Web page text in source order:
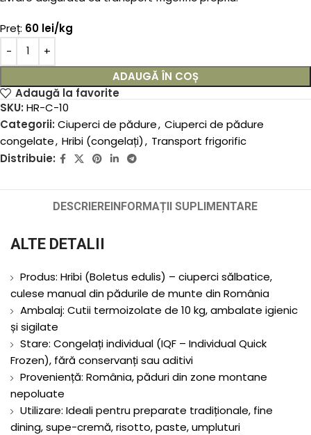
Preț: 60 lei/kg
ADAUGĂ ÎN COȘ
Adaugă la favorite
SKU: HR-C-10
Categorii: Ciuperci de pădure, Ciuperci de pădure
congelate, Hribi (congelați), Transport frigorific
Distribuie:
DESCRIEREINFORMAȚII SUPLIMENTARE
ALTE DETALII
Produs: Hribi (Boletus edulis) – ciuperci sălbatice,
culese manual din pădurile de munte din România
Ambalaj: Cutii termoizolate de 10 kg, ambalate igienic
și sigilate
Stare: Congelați individual (IQF – Individual Quick
Frozen), fără conservanți sau aditivi
Proveniență: România, păduri din zone montane
nepoluate
Utilizare: Ideali pentru preparate tradiționale, fine
dining, supe-cremă, risotto, paste, umpluturi